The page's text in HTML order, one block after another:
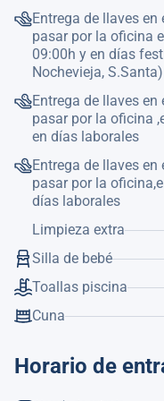
Dispone de jardín,
terraza, barbacoa,
gratuito a internet
piscina privada,
contratación), parking
Televisor.
La cocina
lavavajillas, vajilla/
tostadora, hervidor de
Hay un carrito de
llenar hasta 65 kg.
Atención:
1: NO está permitido
Ref. Turística: VT-
Entrega de llaves
pasar por la oficina
09:00h y en días
Nochevieja, S.Santa)
Entrega de llaves
pasar por la oficina
en días laborales
Entrega de llaves
pasar por la
días laborales
Limpieza extra
Silla de bebé
Toallas piscina
Cuna
Horario de